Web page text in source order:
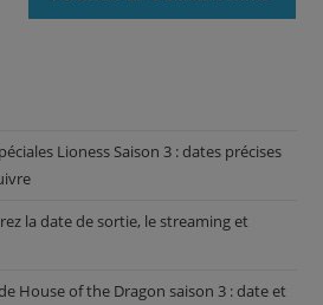
Lioness Saison 3 : dates précises
la date de sortie, le streaming et
House of the Dragon saison 3 : date et